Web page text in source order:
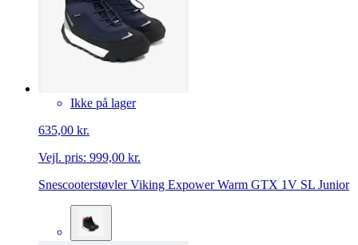
Ikke på lager
635,00 kr.
Vejl. pris: 999,00 kr.
Snescooterstøvler Viking Expower Warm GTX 1V SL Junior